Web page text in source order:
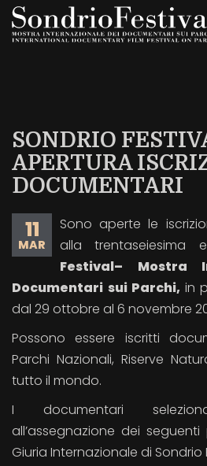
Salta
SONDRIO
APERTURA
DOCUMENTARI
11
MAR
Sono aperte le
alla trentaseiesima
Festival– Mostra
Documentari sui Parchi, in
dal 29 ottobre al 6 novembre
Possono essere iscritti
Parchi Nazionali, Riserve
tutto il mondo.
I documentari
all’assegnazione dei
Giuria Internazionale di Sondrio